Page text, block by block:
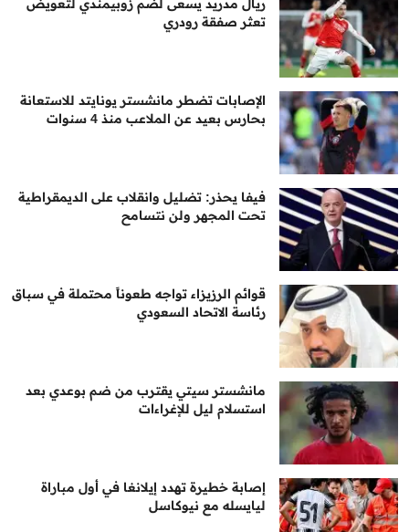
تعثر صفقة رودري
الإصابات تضطر مانشستر يونايتد للاستعانة
بحارس بعيد عن الملاعب منذ 4 سنوات
فيفا يحذر: تضليل وانقلاب على الديمقراطية
تحت المجهر ولن نتسامح
قوائم الرزيزاء تواجه طعوناً محتملة في سباق
رئاسة الاتحاد السعودي
مانشستر سيتي يقترب من ضم بوعدي بعد
استسلام ليل للإغراءات
إصابة خطيرة تهدد إيلانغا في أول مباراة
ليايسله مع نيوكاسل